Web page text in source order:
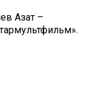
Азат –